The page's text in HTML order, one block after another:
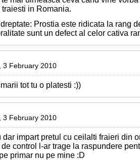
traiesti in Romania.
Prostia este ridicata la rang
sunt un defect al celor cativa
3 February 2010
tot tu o platesti :))
3 February 2010
dar impart pretul cu ceilalti fraieri din
control l-ar trage la raspundere
primar nu pe mine :D